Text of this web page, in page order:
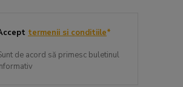
termenii si conditiile*
de acord să primesc buletinul